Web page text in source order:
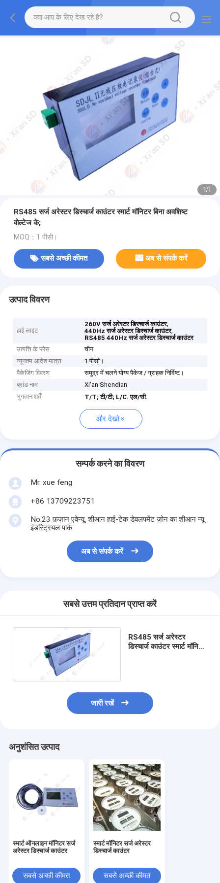
1/1
RS485 सर्ज अरेस्टर डिस्चार्ज काउंटर स्मार्ट मॉनिटर बिना अवशिष्ट
वोल्टेज के;
MOQ：1 पीसी।
सबसे अच्छी कीमत अब से संपर्क करें
उत्पाद विवरण
हाई लाइट
260V सर्ज अरेस्टर डिस्चार्ज काउंटर,
440Hz सर्ज अरेस्टर डिस्चार्ज काउंटर,
RS485 440Hz सर्ज अरेस्टर डिस्चार्ज काउंटर
उत्पत्ति के प्लेस
चीन
न्यूनतम आदेश मात्रा
1 पीसी।
पैकेजिंग विवरण
समुद्र में चलने योग्य पैकेज / ग्राहक निर्दिष्ट।
ब्रांड नाम
Xi'an Shendian
भुगतान शर्तें
T/T; टी/टी; L/C. एल/सी.
और देखो
सम्पर्क करने का विवरण
Mr. xue feng
+86 13709223751
No.23 फ़ज़ान एवेन्यू, शीआन हाई-टेक डेवलपमेंट ज़ोन का शीआन न्यू
इंडस्ट्रियल पार्क
अब से संपर्क करें
सबसे उत्तम प्रतिदान प्राप्त करें
RS485 सर्ज अरेस्टर
डिस्चार्ज काउंटर स्मार्ट मॉनिटर
जारी रखें
अनुशंसित उत्पाद
स्मार्ट ऑनलाइन मॉनिटर सर्ज
अरेस्टर डिस्चार्ज काउंटर
सबसे अच्छी कीमत
स्मार्ट मॉनिटर सर्ज अरेस्टर
डिस्चार्ज काउंटर
सबसे अच्छी कीमत